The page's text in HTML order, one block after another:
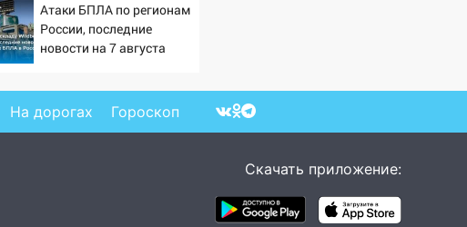
Атаки БПЛА по регионам
России, последние
новости на 7 августа
состояние пострадавших
На дорогах Гороскоп
Скачать приложение: